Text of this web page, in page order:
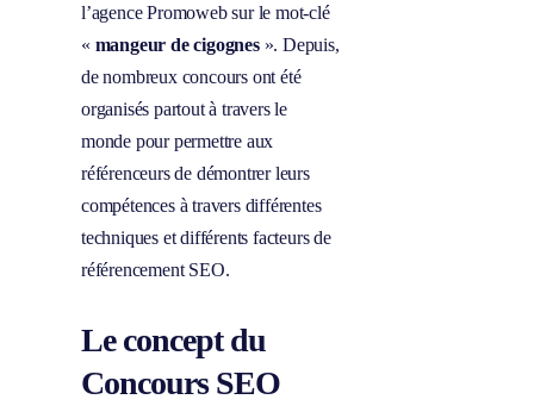
l’agence Promoweb sur le mot-clé
« mangeur de cigognes». Depuis,
de nombreux concours ont été
organisés partout à travers le
monde pour permettre aux
référenceurs de démontrer leurs
compétences à travers différentes
techniques et différents facteurs de
référencement SEO.
Le concept du
Concours SEO